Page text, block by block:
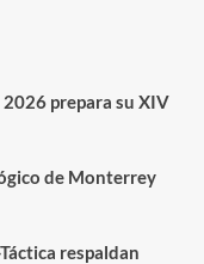
prepara su XIV
de Monterrey
respaldan